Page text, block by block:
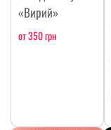
«Вирий»
от 350 грн